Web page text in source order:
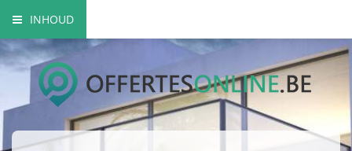
INHOUD
Wat is domotica?
Voordelen van domotica
Domotica toepassingen